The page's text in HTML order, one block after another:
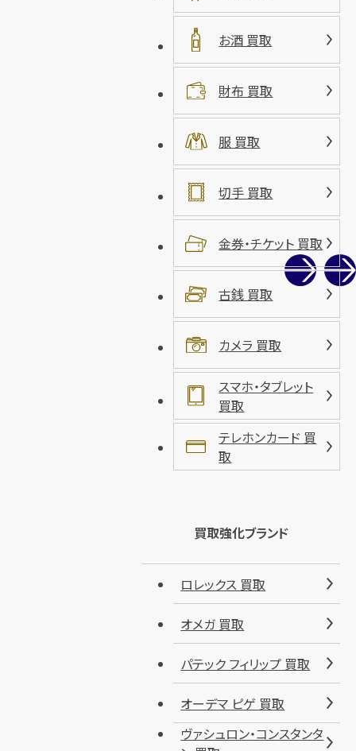
お酒 買取
財布 買取
服 買取
切手 買取
金券・チケット 買取
古銭 買取
カメラ 買取
スマホ・タブレット
買取
テレホンカード 買
取
買取強化ブランド
ロレックス 買取
オメガ 買取
パテック フィリップ 買取
オーデマ ピゲ 買取
ヴァシュロン・コンスタンタ